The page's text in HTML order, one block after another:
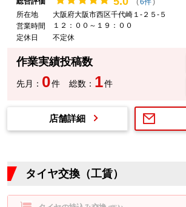
(6件)
所在地
大阪府大阪市西区千代崎１-２５-５
営業時間
１２：００～１９：００
定休日
不定休
作業実績投稿数
先月： 0件 総数： 1件
店舗詳細
タイヤ交換（工賃）